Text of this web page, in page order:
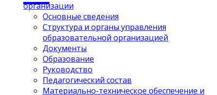
организации
Основные сведения
Структура и органы управления
образовательной организацией
Документы
Образование
Руководство
Педагогический состав
Материально-техническое обеспечение и